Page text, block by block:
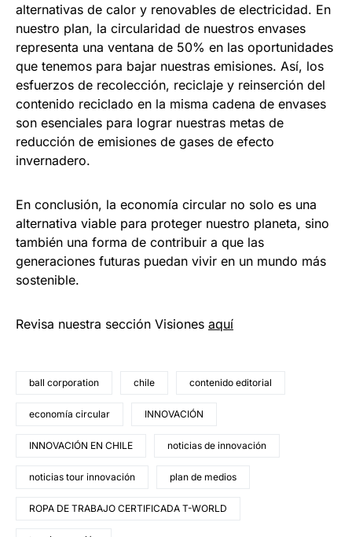
alternativas de calor y renovables de electricidad. En
nuestro plan, la circularidad de nuestros envases
representa una ventana de 50% en las oportunidades
que tenemos para bajar nuestras emisiones. Así, los
esfuerzos de recolección, reciclaje y reinserción del
contenido reciclado en la misma cadena de envases
son esenciales para lograr nuestras metas de
reducción de emisiones de gases de efecto
invernadero.
En conclusión, la economía circular no solo es una
alternativa viable para proteger nuestro planeta, sino
también una forma de contribuir a que las
generaciones futuras puedan vivir en un mundo más
sostenible.
Revisa nuestra sección Visiones aquí
ball corporation chile contenido editorial
economía circular INNOVACIÓN
INNOVACIÓN EN CHILE noticias de innovación
noticias tour innovación plan de medios
ROPA DE TRABAJO CERTIFICADA T-WORLD